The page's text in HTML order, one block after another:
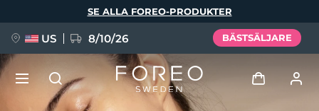
SE ALLA FOREO-PRODUKTER
US 8/10/26 BÄSTSÄLJARE